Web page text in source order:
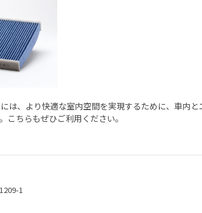
は、より快適な室内空間を実現するために、車内
こちらもぜひご利用ください。
1